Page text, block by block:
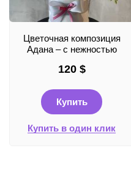
Цветочная композиция
Адана – с нежностью
120 $
Купить
Купить в один клик